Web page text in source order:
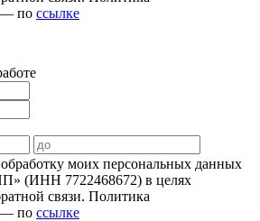
— по ссылке
моих персональных данных
7722468672) в целях
связи. Политика
— по ссылке